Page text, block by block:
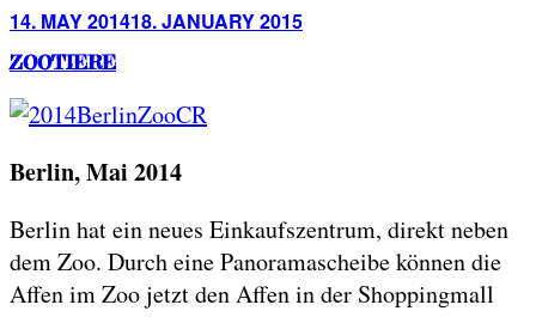
Posted
14. MAY 201418. JANUARY 2015
ZOOTIERE
Berlin, Mai 2014
Berlin hat ein neues Einkaufszentrum, direkt neben
dem Zoo. Durch eine Panoramascheibe können die
Affen im Zoo jetzt den Affen in der Shoppingmall